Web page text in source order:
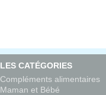
LES CATÉGORIES
Compléments alimentaires
Maman et Bébé